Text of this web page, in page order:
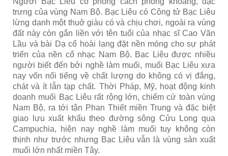
trưng của vùng Nam Bộ. Bạc Liêu có Công tử Bạc Liêu
lừng danh một thuở giàu có và chịu chơi, ngoài ra vùng
đất này còn gắn liền với tên tuổi của nhạc sĩ Cao Văn
Lầu và bài Dạ cổ hoài lang đặt nền móng cho sự phát
triển của nền cổ nhạc Nam Bộ. Bạc Liêu được nhiều
người biết đến bởi nghề làm muối, muối Bạc Liêu xưa
nay vốn nổi tiếng về chất lượng do không có vị đắng,
chát và ít lẫn tạp chất. Thời Pháp, Mỹ, hoạt động kinh
doanh muối Bạc Liêu rất rộng lớn, chiếm cứ toàn vùng
Nam Bộ, ra tới tận Phan Thiết miền Trung và đặc biệt
giao lưu xuất khẩu theo đường sông Cửu Long qua
Campuchia, hiện nay nghề làm muối tuy không còn
thịnh như trước nhưng Bạc Liêu vẫn là vùng sản xuất
muối lớn nhất miền Tây.